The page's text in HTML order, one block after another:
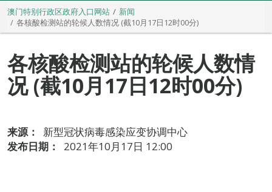
澳门特别行政区政府入口网站
新闻
各核酸检测站的轮候人数情况 (截10月17日12时00分)
各核酸检测站的轮候人数情
况 (截10月17日12时00分)
来源：
新型冠状病毒感染应变协调中心
发布日期：
2021年10月17日 12:00